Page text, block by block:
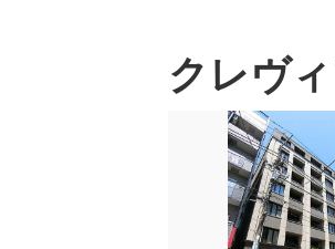
クレヴ